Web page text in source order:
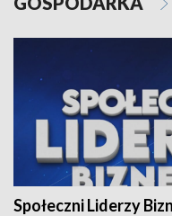
Społeczni Liderzy